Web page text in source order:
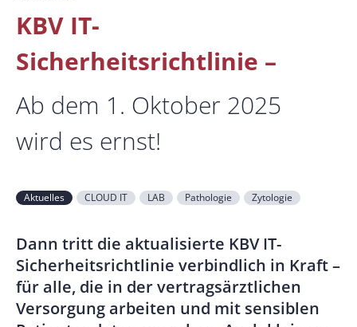
KBV IT-
Sicherheitsrichtlinie –
Ab dem 1. Oktober 2025
wird es ernst!
Aktuelles CLOUD IT LAB Pathologie Zytologie
Dann tritt die aktualisierte KBV IT-
Sicherheitsrichtlinie verbindlich in Kraft –
für alle, die in der vertragsärztlichen
Versorgung arbeiten und mit sensiblen